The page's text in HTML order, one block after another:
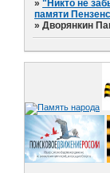
»"Никто не
памяти
»Дворянкин